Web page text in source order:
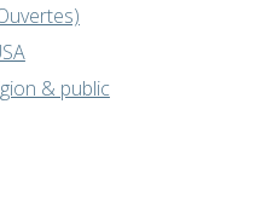
& public